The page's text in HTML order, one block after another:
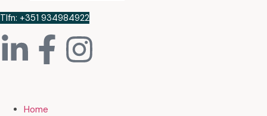
Tlfn: +351 934984922
Home